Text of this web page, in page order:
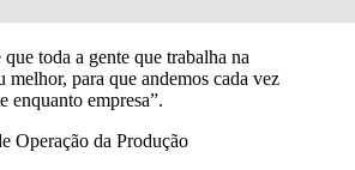
toda a gente que trabalha na
melhor, para que andemos cada vez
enquanto empresa”.
Operação da Produção